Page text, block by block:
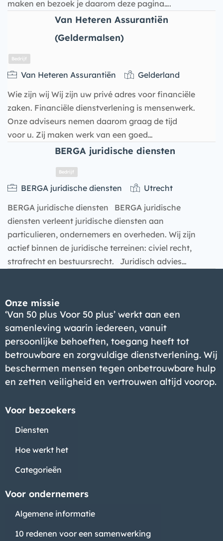
Bedrijf
maken en bezoek je daarom deze pagina….
Van Heteren Assurantiën
(Geldermalsen)
Van Heteren Assurantiën
Gelderland
Wie zijn wij Wij zijn uw privé adres voor financiële
zaken. Financiële dienstverlening is mensenwerk.
Onze adviseurs nemen daarom graag de tijd
voor u. Zij maken werk van een goed…
BERGA juridische diensten
BERGA juridische diensten
Utrecht
BERGA juridische diensten BERGA juridische
diensten verleent juridische diensten aan
particulieren, ondernemers en overheden. Wij zijn
actief binnen de juridische terreinen: civiel recht,
strafrecht en bestuursrecht. Juridisch advies…
Onze missie
‘Van 50 plus Voor 50 plus’ werkt aan een
samenleving waarin iedereen, vanuit
persoonlijke behoeften, toegang heeft tot
betrouwbare en zorgvuldige dienstverlening. Wij
beschermen mensen tegen onbetrouwbare hulp
en zetten veiligheid en vertrouwen altijd voorop.
Voor bezoekers
Diensten
Hoe werkt het
Categorieën
Voor ondernemers
Algemene informatie
10 redenen voor een samenwerking